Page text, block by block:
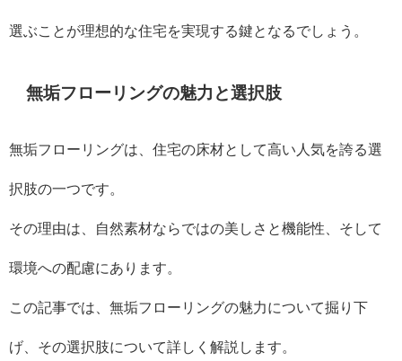
選ぶことが理想的な住宅を実現する鍵となるでしょう。
無垢フローリングの魅力と選択肢
無垢フローリングは、住宅の床材として高い人気を誇る選
択肢の一つです。
その理由は、自然素材ならではの美しさと機能性、そして
環境への配慮にあります。
この記事では、無垢フローリングの魅力について掘り下
げ、その選択肢について詳しく解説します。